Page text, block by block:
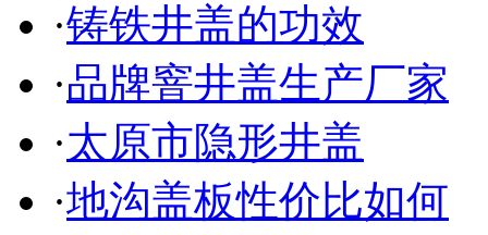
·铸铁井盖的功效
·品牌窨井盖生产厂家
·太原市隐形井盖
·地沟盖板性价比如何